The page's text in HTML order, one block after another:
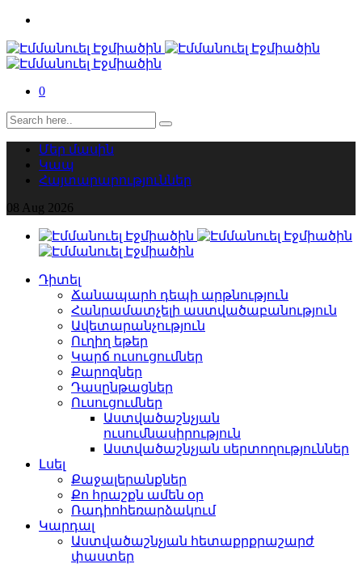
0
Մեր մասին
Կապ
Հայտարարություններ
08 Aug 2026
Դիտել
Ճանապարհ դեպի արթնություն
Հանրամատչելի աստվածաբանություն
Ավետարանչություն
Ուղիղ եթեր
Կարճ ուսուցումներ
Քարոզներ
Դասընթացներ
Ուսուցումներ
Աստվածաշնչյան
ուսումնասիրություն
Աստվածաշնչյան սերտողություններ
Լսել
Քաջալերանքներ
Քո հրաշքն ամեն օր
Ռադիոհեռարձակում
Կարդալ
Աստվածաշնչյան հետաքրքրաշարժ
փաստեր